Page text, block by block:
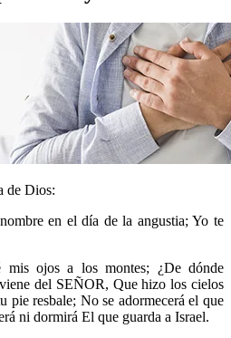
de Dios:
en el día de la angustia; Yo te
mis ojos a los montes; ¿De dónde
del SEÑOR, Que hizo los cielos
pie resbale; No se adormecerá el que
ni dormirá El que guarda a Israel.